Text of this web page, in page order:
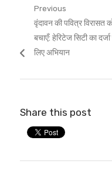
Post
navigation
Previous
Previous
post:
वृंदावन की पवित्र विरासत
बचाएँ: हेरिटेज सिटी का
लिए अभियान
Share this post